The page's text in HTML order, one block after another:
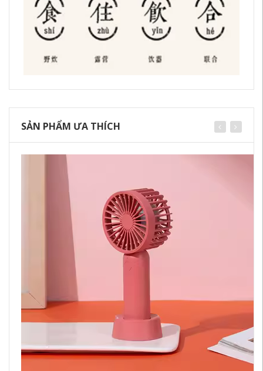
SẢN PHẨM ƯA THÍCH